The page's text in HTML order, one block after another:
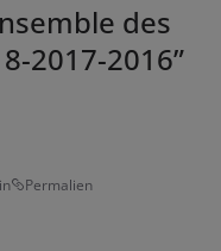
des
2017-2016”
Permalien